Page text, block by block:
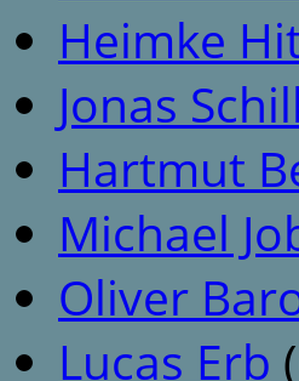
Heimke
Jonas
Hartmut
Michael
Oliver
Lucas Erb